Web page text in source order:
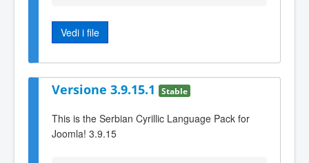
Vedi i file
Versione 3.9.15.1 Stable
This is the Serbian Cyrillic Language Pack for
Joomla! 3.9.15